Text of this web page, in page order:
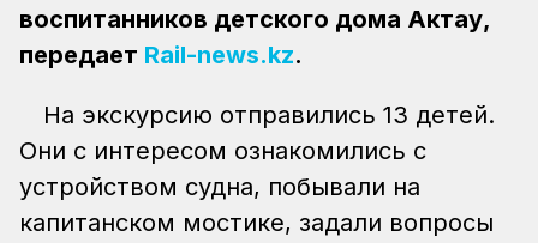
воспитанников детского дома Актау,
передает Rail-news.kz.
На экскурсию отправились 13 детей.
Они с интересом ознакомились с
устройством судна, побывали на
капитанском мостике, задали вопросы